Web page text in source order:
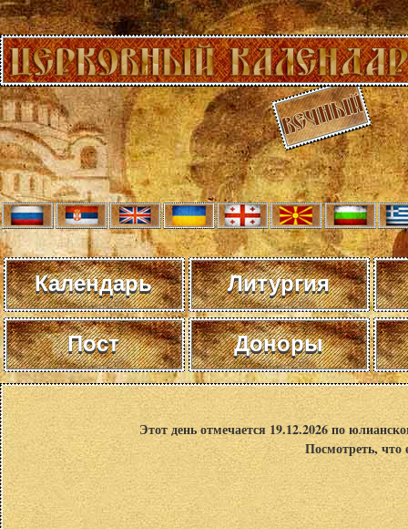
Календарь Литургия
Пост Доноры
Этот день отмечается 19.12.2026 по
Посмотреть,